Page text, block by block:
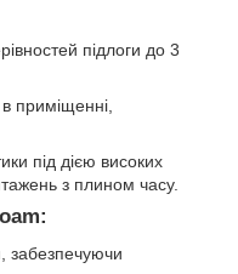
підлоги до 3
приміщенні,
під дією високих
з плином часу.
забезпечуючи